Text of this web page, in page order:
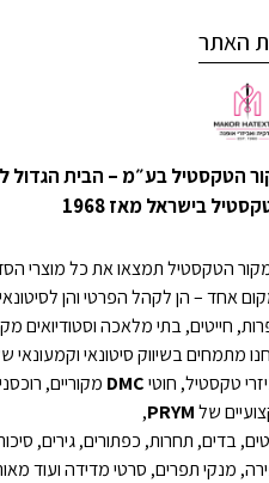
האתר
הטקסטיל בע״מ – הבית הגדול
בישראל מאז 1968
הטקסטיל תמצאו את כל מוצרי
אחד – הן לקהל הפרטי והן
חייטים, בתי מלאכה וסטודיואים
מתמחים בשיווק סיטונאי וקמעונאי
טקסטיל, חוטיDMC מקוריים,
שלPRYM
,
בדים, תחרות, כפתורים, גירים,
מנקי תפרים, סרטי מדידה ועוד